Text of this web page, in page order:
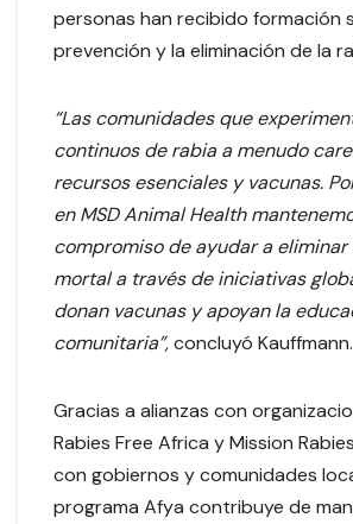
personas han recibido formación
prevención y la eliminación de la
“Las comunidades que
continuos de rabia a menudo
recursos esenciales y vacunas.
en MSD Animal Health
compromiso de ayudar a eliminar
mortal a través de iniciativas
donan vacunas y apoyan la
comunitaria”,concluyó Kauffmann.
Gracias a alianzas con
Rabies Free Africa y Mission
con gobiernos y comunidades
programa Afya contribuye de